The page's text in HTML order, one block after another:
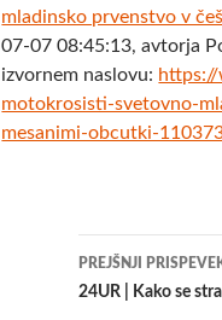
mladinsko prvenstvo v
07-07 08:45:13, avtorja
izvornem naslovu:
motokrosisti-svetovno-
mesanimi-obcutki-
po
PREJŠNJI
24UR | Kako se